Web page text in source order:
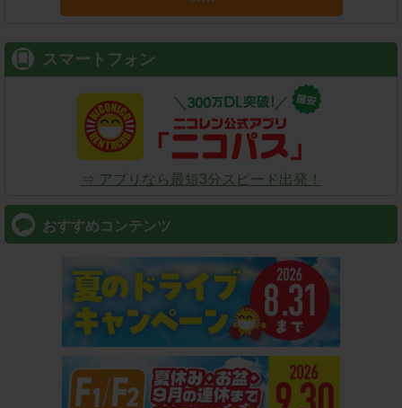
スマートフォン
⇒ アプリなら最短3分スピード出発！
おすすめコンテンツ